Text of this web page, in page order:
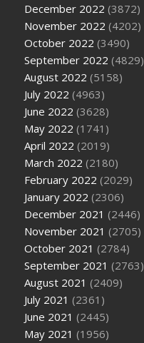
December 2022 (3872)
November 2022 (4202)
October 2022 (3490)
September 2022 (4829)
August 2022 (5158)
July 2022 (4963)
June 2022 (3628)
May 2022 (1741)
April 2022 (2019)
March 2022 (2180)
February 2022 (2029)
January 2022 (2306)
December 2021 (2446)
November 2021 (2705)
October 2021 (2784)
September 2021 (2763)
August 2021 (2409)
July 2021 (2361)
June 2021 (2445)
May 2021 (1956)